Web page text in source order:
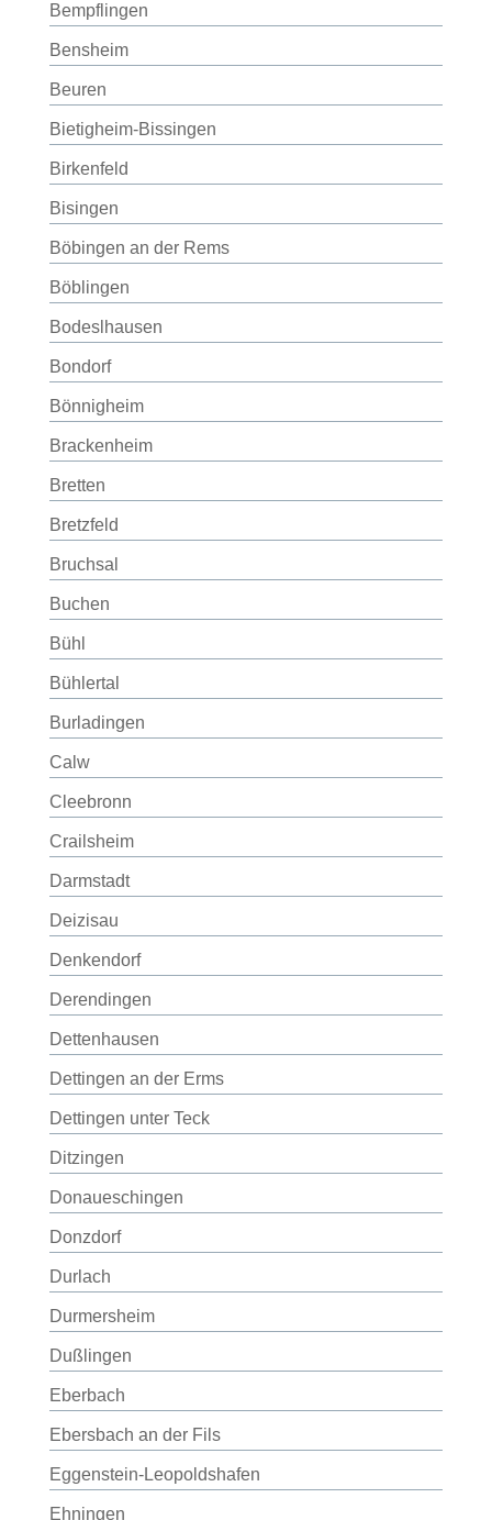
Bempflingen
Bensheim
Beuren
Bietigheim-Bissingen
Birkenfeld
Bisingen
Böbingen an der Rems
Böblingen
Bodeslhausen
Bondorf
Bönnigheim
Brackenheim
Bretten
Bretzfeld
Bruchsal
Buchen
Bühl
Bühlertal
Burladingen
Calw
Cleebronn
Crailsheim
Darmstadt
Deizisau
Denkendorf
Derendingen
Dettenhausen
Dettingen an der Erms
Dettingen unter Teck
Ditzingen
Donaueschingen
Donzdorf
Durlach
Durmersheim
Dußlingen
Eberbach
Ebersbach an der Fils
Eggenstein-Leopoldshafen
Ehningen